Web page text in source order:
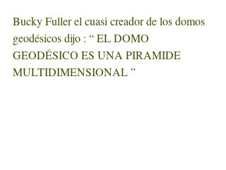
Bucky Fuller el cuasi creador de los domos
geodésicos dijo : “ EL DOMO
GEODÉSICO ES UNA PIRAMIDE
MULTIDIMENSIONAL ”